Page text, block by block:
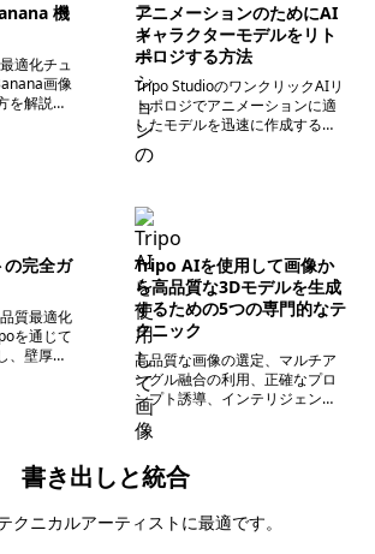
機
適化チュ
画像
を解説
ること
リ精度と
せ、生
アニメーションのためにAI
キャラクターモデルをリト
ポロジする方法
Tripo StudioのワンクリックAIリ
トポロジでアニメーションに適
したモデルを迅速に作成する方
法や、Blenderプラグインによる
補助処理を学びます。同時に、
スト方法をマスターし、AI自動
最適化と手動微調整を組み合わ
せて、リギング可能でスムーズ
なアニメーションが可能な3Dキ
ャラクターを効率的に作成しま
す。
完全ガ
質最適化
を通じて
、壁厚を
修復す
チの精
イスパ
の全行
接使用でき
Tripo AIを使用して画像か
ら高品質な3Dモデルを生成
するための5つの専門的なテ
クニック
高品質な画像の選定、マルチア
ングル融合の利用、正確なプロ
ンプト誘導、インテリジェント
なリトポロジ、およびBlenderで
の微調整により、モデル生成の
上させます。
書き出しと統合
クニカルアーティストに最適です。